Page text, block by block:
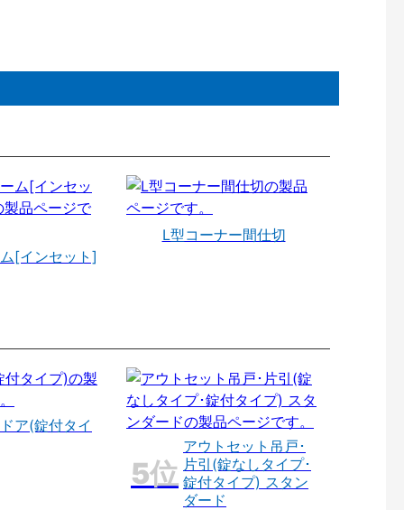
[インセット]
L型コーナー間仕切
ア(錠付タイ
アウトセット吊戸･
片引(錠なしタイプ･
錠付タイプ) スタン
ダード